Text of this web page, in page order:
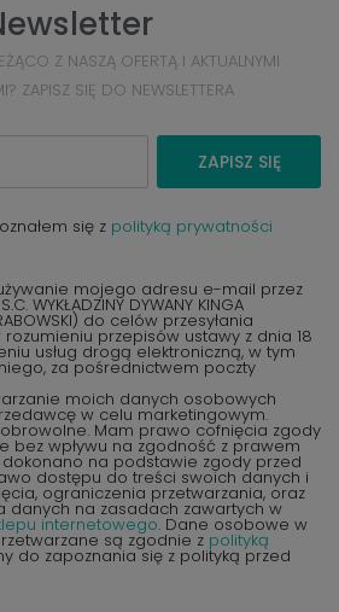
Z NASZĄ OFERTĄ I AKTUALNYMI
ZAPISZ SIĘ DO NEWSLETTERA
ZAPISZ SIĘ
się z polityką prywatności
mojego adresu e-mail przez
WYKŁADZINY DYWANY KINGA
do celów przesyłania
przepisów ustawy z dnia 18
usług drogą elektroniczną, w tym
za pośrednictwem poczty
moich danych osobowych
w celu marketingowym.
Mam prawo cofnięcia zgody
bez wpływu na zgodność z prawem
na podstawie zgody przed
dostępu do treści swoich danych i
ograniczenia przetwarzania, oraz
danych na zasadach zawartych w
internetowego. Dane osobowe w
są zgodnie z polityką
do zapoznania się z polityką przed